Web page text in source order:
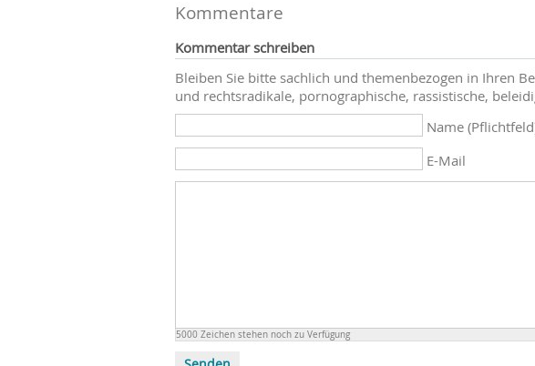
Kommentare
Kommentar schreiben
Bleiben Sie bitte sachlich und themenbezogen in Ihren
und rechtsradikale, pornographische, rassistische,
Name
E-Mail
5000 Zeichen stehen noch zu Verfügung